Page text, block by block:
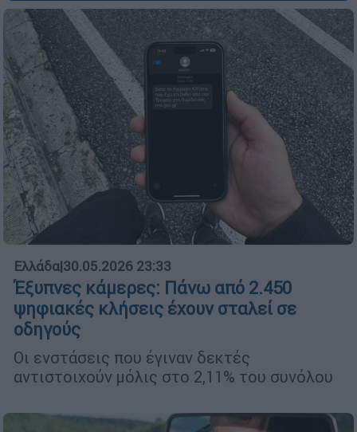
Ελλάδα|30.05.2026 23:33
Έξυπνες κάμερες: Πάνω από 2.450
ψηφιακές κλήσεις έχουν σταλεί σε
οδηγούς
Οι ενστάσεις που έγιναν δεκτές
αντιστοιχούν μόλις στο 2,11% του συνόλου